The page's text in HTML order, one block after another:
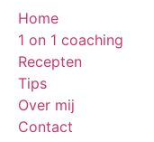
Home
1 on 1 coaching
Recepten
Tips
Over mij
Contact